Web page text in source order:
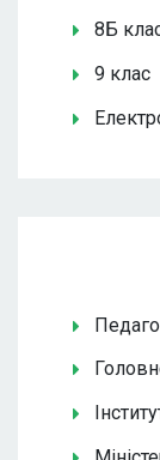
8Б
9 клас